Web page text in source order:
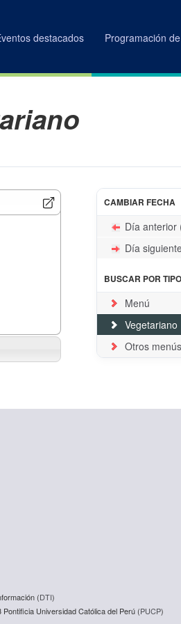
destacados Programación
CAMBIAR FECHA
Día anterior
Día
BUSCAR POR TIPO
Menú
Vegetariano
Otros menús
(DTI)
Universidad Católica del Perú (PUCP)